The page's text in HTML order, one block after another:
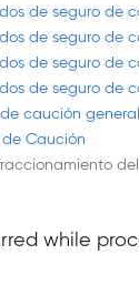
de seguro de
de seguro de
de seguro de
de seguro de
caución general
de Caución
while